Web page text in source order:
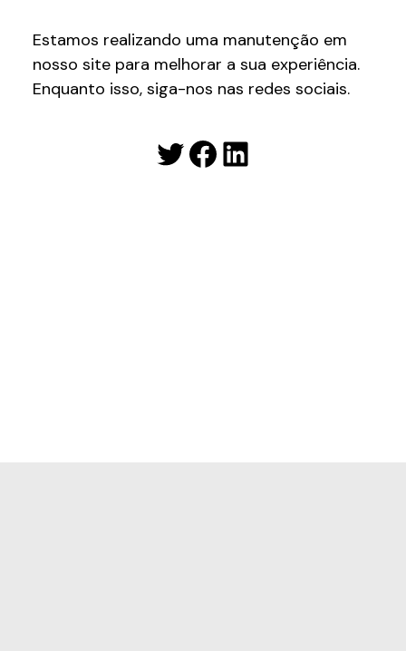
Estamos realizando uma manutenção em
nosso site para melhorar a sua experiência.
Enquanto isso, siga-nos nas redes sociais.
Twitter
Facebook
LinkedIn